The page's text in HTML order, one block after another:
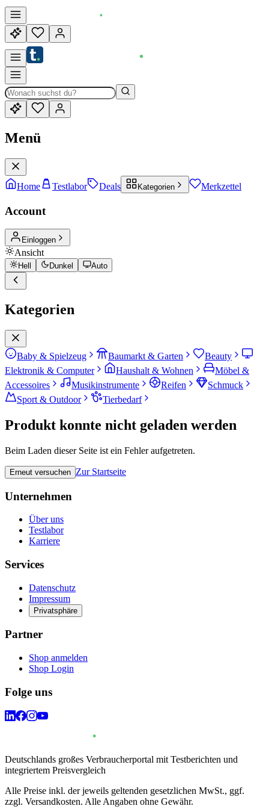
Menü
Home Testlabor Deals Kategorien Merkzettel
Account
Einloggen
Ansicht
Hell Dunkel Auto
Kategorien
Baby & Spielzeug Baumarkt & Garten
Beauty
Elektronik & Computer
Haushalt & Wohnen
Möbel &
Accessoires
Musikinstrumente Reifen
Schmuck
Sport & Outdoor
Tierbedarf
Produkt konnte nicht geladen werden
Beim Laden dieser Seite ist ein Fehler aufgetreten.
Erneut versuchen Zur Startseite
Unternehmen
Über uns
Testlabor
Karriere
Services
Datenschutz
Impressum
Privatsphäre
Partner
Shop anmelden
Shop Login
Folge uns
Deutschlands großes Verbraucherportal mit Testberichten und
integriertem Preisvergleich
Alle Preise inkl. der jeweils geltenden gesetzlichen MwSt., ggf.
zzgl. Versandkosten. Alle Angaben ohne Gewähr.